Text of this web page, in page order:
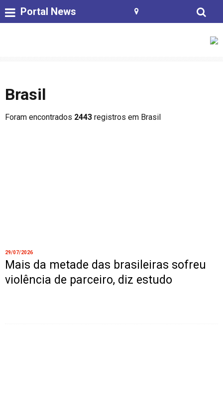
Portal News
Brasil
Foram encontrados 2443 registros em Brasil
29/07/2026
Mais da metade das brasileiras sofreu
violência de parceiro, diz estudo